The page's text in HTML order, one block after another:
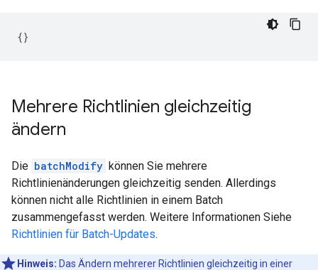
Mehrere Richtlinien gleichzeitig
ändern
Die batchModify können Sie mehrere
Richtlinienänderungen gleichzeitig senden. Allerdings
können nicht alle Richtlinien in einem Batch
zusammengefasst werden. Weitere Informationen Siehe
Richtlinien für Batch-Updates.
Hinweis: Das Ändern mehrerer Richtlinien gleichzeitig in einer